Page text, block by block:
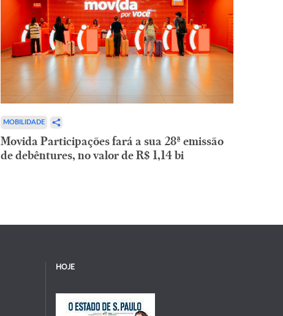
MOBILIDADE
Movida Participações fará a sua 28ª emissão
de debêntures, no valor de R$ 1,14 bi
HOJE